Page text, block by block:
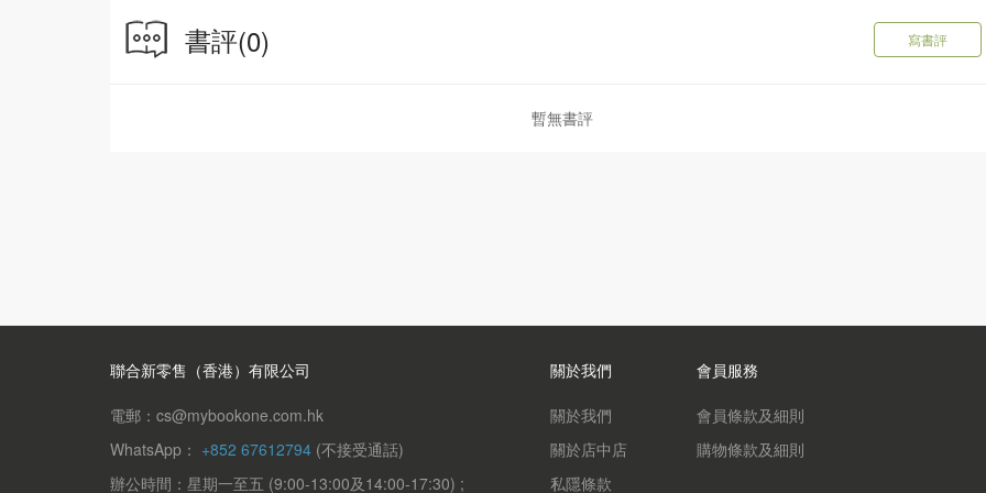
書評(0) 寫書評
暫無書評
聯合新零售（香港）有限公司
電郵：cs@mybookone.com.hk
WhatsApp： +852 67612794 (不接受通話)
辦公時間：星期一至五 (9:00-13:00及14:00-17:30) ;
關於我們
關於我們
關於店中店
私隱條款
會員服務
會員條款及細則
購物條款及細則